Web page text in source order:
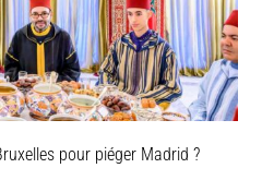
pour piéger Madrid ?